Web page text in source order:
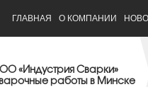
ГЛАВНАЯ О КОМПАНИИ
«Индустрия Сварки»
работы в Минске